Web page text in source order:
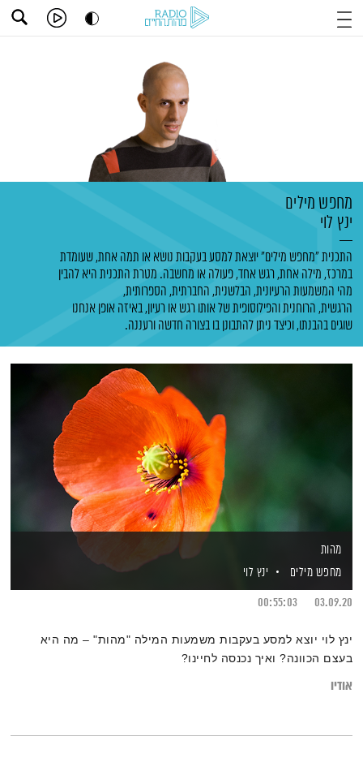
מחפש מילים
ינץ לוי
התכנית "מחפש מילים" יוצאת למסע בעקבות נושא או תמה אחת, שעומדת
במרכז, מילה אחת, רגש אחד, פעולה או מחשבה. מטרת התכנית היא להבין
מהי המשמעות הרעיונית, הבלשנית, החברתית, הספרותית,
הרגשית, הרוחנית והפילוסופית של אותו רגש או רעיון, באיזה אופן אנחנו
שוגים בהבנתו, וכיצד ניתן להתבונן בו בצורה חדשה ורעננה.
מהות
מחפש מילים
ינץ לוי
03.09.20
00:55:03
ינץ לוי יוצא למסע בעקבות משמעות המילה "מהות" – מה היא
בעצם הכוונה? ואיך נכנסה לחיינו?
אודיו